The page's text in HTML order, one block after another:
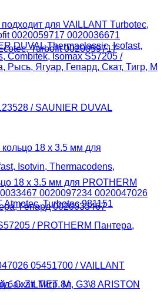
для VAILLANT Turbotec,
0020059717 0020036671
DUVAL Thermaclassic, Isofast,
Combitek, Isomax S57205 /
Рысь, Ягуар, Гепард, Скат, Тигр, М
18 x 3.5 мм для PROTHERM
0020097234 0020047026
Turbotec 981151